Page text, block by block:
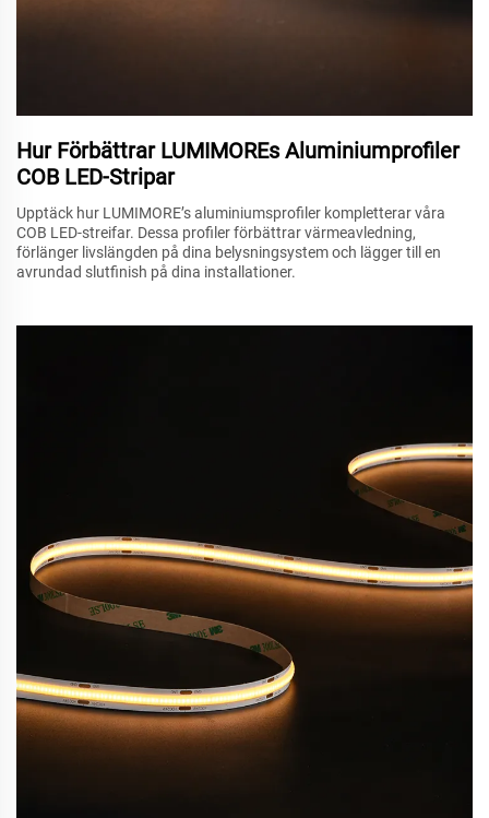
Hur Förbättrar LUMIMOREs Aluminiumprofiler
COB LED-Stripar
Upptäck hur LUMIMORE’s aluminiumsprofiler kompletterar våra
COB LED-streifar. Dessa profiler förbättrar värmeavledning,
förlänger livslängden på dina belysningsystem och lägger till en
avrundad slutfinish på dina installationer.